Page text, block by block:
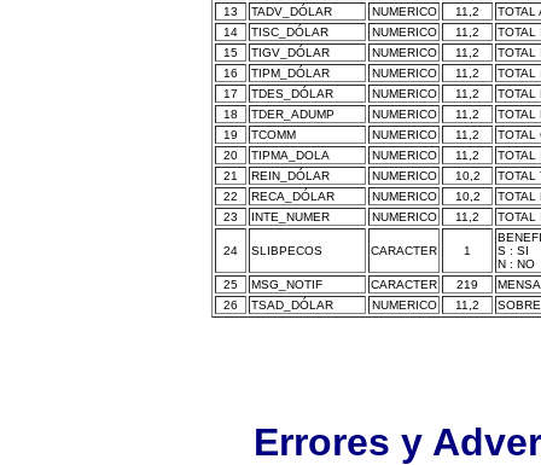
13
TADV_DÓLAR NUMERICO 11,2
TOTAL
14
TISC_DÓLAR NUMERICO 11,2
TOTAL
15
TIGV_DÓLAR NUMERICO 11,2
TOTAL
16
TIPM_DÓLAR NUMERICO 11,2
TOTAL
17
TDES_DÓLAR NUMERICO 11,2
TOTAL
18
TDER_ADUMP NUMERICO 11,2
TOTAL
19
TCOMM NUMERICO 11,2
TOTAL
20
TIPMA_DOLA NUMERICO 11,2
TOTAL
21
REIN_DÓLAR NUMERICO 10,2
TOTAL
22
RECA_DÓLAR NUMERICO 10,2
TOTAL
23
INTE_NUMER NUMERICO 11,2 TOTAL
24 SLIBPECOS CARACTER 1
S : SI
N : NO
25
MSG_NOTIF CARACTER 219
26
TSAD_DÓLAR NUMERICO 11,2
Errores y